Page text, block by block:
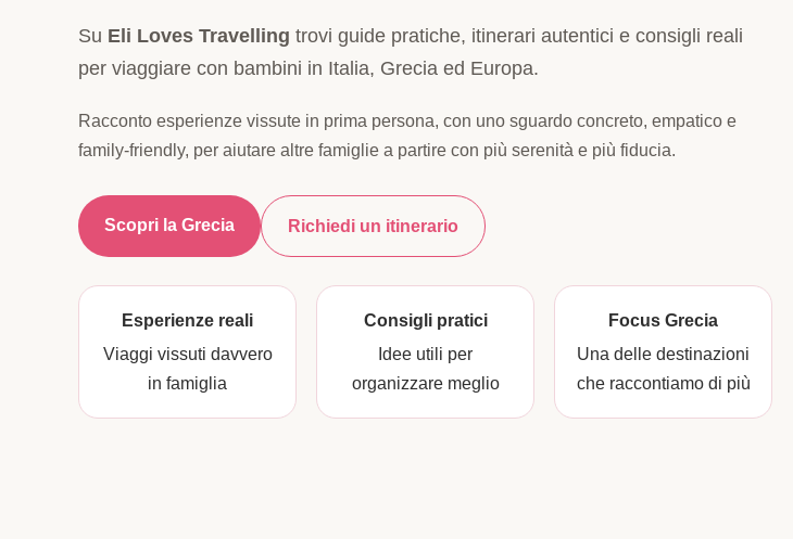
Su Eli Loves Travelling trovi guide pratiche, itinerari autentici e consigli reali
per viaggiare con bambini in Italia, Grecia ed Europa.
Racconto esperienze vissute in prima persona, con uno sguardo concreto, empatico e
family-friendly, per aiutare altre famiglie a partire con più serenità e più fiducia.
Scopri la Grecia Richiedi un itinerario
Esperienze reali
Viaggi vissuti davvero
in famiglia
Consigli pratici
Idee utili per
organizzare meglio
Focus Grecia
Una delle destinazioni
che raccontiamo di più